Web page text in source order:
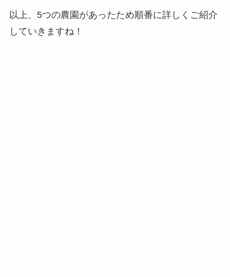
以上、5つの農園があったため順番に詳しくご紹介
していきますね！